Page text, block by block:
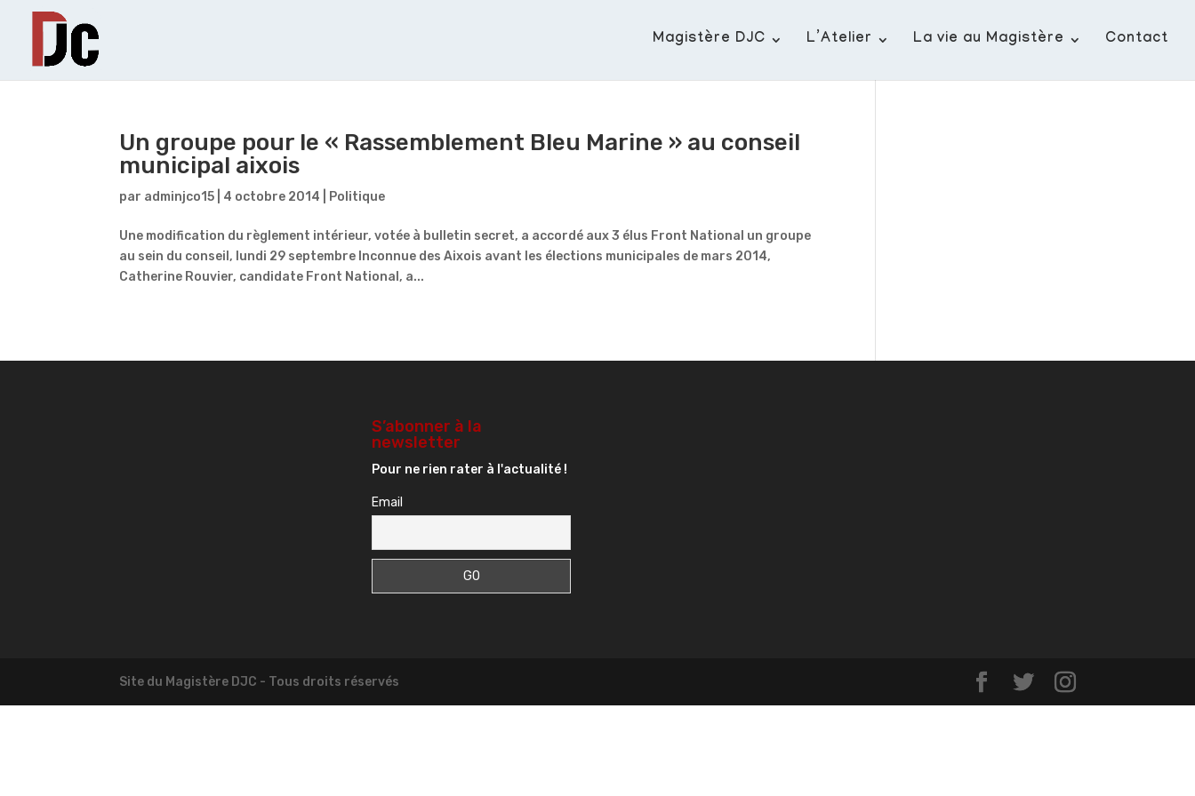
Magistère DJC L’Atelier La vie au Magistère Contact
Un groupe pour le « Rassemblement Bleu Marine » au conseil
municipal aixois
par adminjco15 4 octobre 2014 Politique
Une modification du règlement intérieur, votée à bulletin secret, a accordé aux 3 élus Front National un groupe
au sein du conseil, lundi 29 septembre Inconnue des Aixois avant les élections municipales de mars 2014,
Catherine Rouvier, candidate Front National, a...
S’abonner à la
newsletter
Pour ne rien rater à l'actualité !
Email
Site du Magistère DJC - Tous droits réservés